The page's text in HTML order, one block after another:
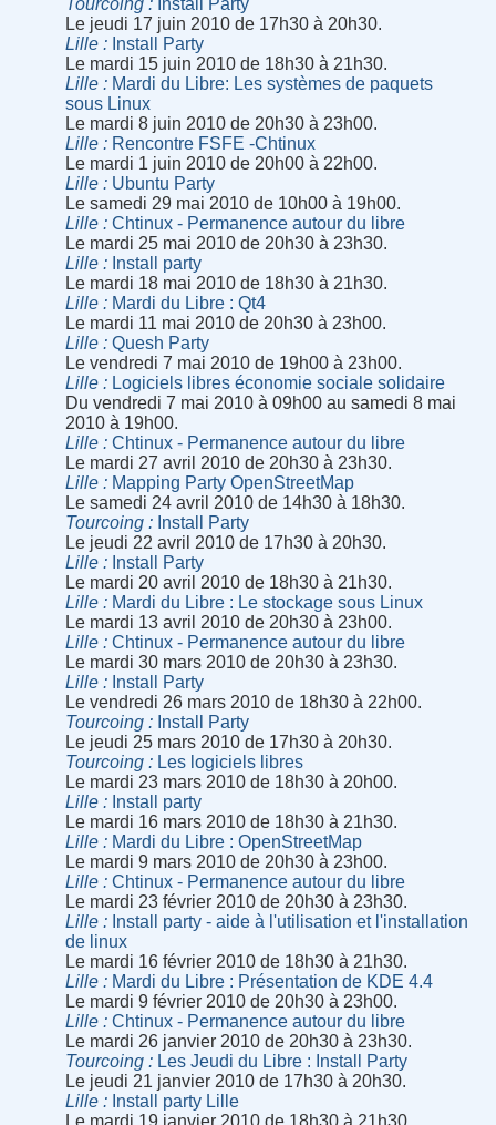
Tourcoing
Install Party
Le jeudi 17 juin 2010 de 17h30 à 20h30.
Lille
Install Party
Le mardi 15 juin 2010 de 18h30 à 21h30.
Lille
Mardi du Libre: Les systèmes de paquets
sous Linux
Le mardi 8 juin 2010 de 20h30 à 23h00.
Lille
Rencontre FSFE -Chtinux
Le mardi 1 juin 2010 de 20h00 à 22h00.
Lille
Ubuntu Party
Le samedi 29 mai 2010 de 10h00 à 19h00.
Lille
Chtinux - Permanence autour du libre
Le mardi 25 mai 2010 de 20h30 à 23h30.
Lille
Install party
Le mardi 18 mai 2010 de 18h30 à 21h30.
Lille
Mardi du Libre : Qt4
Le mardi 11 mai 2010 de 20h30 à 23h00.
Lille
Quesh Party
Le vendredi 7 mai 2010 de 19h00 à 23h00.
Lille
Logiciels libres économie sociale solidaire
Du vendredi 7 mai 2010 à 09h00 au samedi 8 mai
2010 à 19h00.
Lille
Chtinux - Permanence autour du libre
Le mardi 27 avril 2010 de 20h30 à 23h30.
Lille
Mapping Party OpenStreetMap
Le samedi 24 avril 2010 de 14h30 à 18h30.
Tourcoing
Install Party
Le jeudi 22 avril 2010 de 17h30 à 20h30.
Lille
Install Party
Le mardi 20 avril 2010 de 18h30 à 21h30.
Lille
Mardi du Libre : Le stockage sous Linux
Le mardi 13 avril 2010 de 20h30 à 23h00.
Lille
Chtinux - Permanence autour du libre
Le mardi 30 mars 2010 de 20h30 à 23h30.
Lille
Install Party
Le vendredi 26 mars 2010 de 18h30 à 22h00.
Tourcoing
Install Party
Le jeudi 25 mars 2010 de 17h30 à 20h30.
Tourcoing
Les logiciels libres
Le mardi 23 mars 2010 de 18h30 à 20h00.
Lille
Install party
Le mardi 16 mars 2010 de 18h30 à 21h30.
Lille
Mardi du Libre : OpenStreetMap
Le mardi 9 mars 2010 de 20h30 à 23h00.
Lille
Chtinux - Permanence autour du libre
Le mardi 23 février 2010 de 20h30 à 23h30.
Lille
Install party - aide à l'utilisation et l'installation
de linux
Le mardi 16 février 2010 de 18h30 à 21h30.
Lille
Mardi du Libre : Présentation de KDE 4.4
Le mardi 9 février 2010 de 20h30 à 23h00.
Lille
Chtinux - Permanence autour du libre
Le mardi 26 janvier 2010 de 20h30 à 23h30.
Tourcoing
Les Jeudi du Libre : Install Party
Le jeudi 21 janvier 2010 de 17h30 à 20h30.
Lille
Install party Lille